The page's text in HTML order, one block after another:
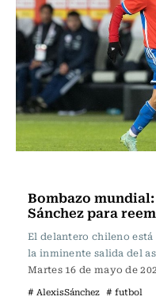
Bombazo
Sánchez para
El delantero chileno
la inminente salida del
Martes 16 de mayo de
# AlexisSánchez # futbol